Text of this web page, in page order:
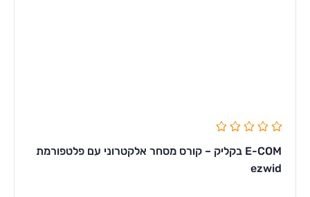
E-COM בקליק – קורס מסחר אלקטרוני עם פלטפורמת
ezwid